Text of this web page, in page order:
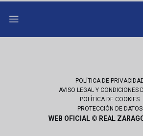
POLÍTICA DE
AVISO LEGAL Y CONDICIONES
POLÍTICA DE COOKIES
PROTECCIÓN DE DATOS
WEB OFICIAL © REAL